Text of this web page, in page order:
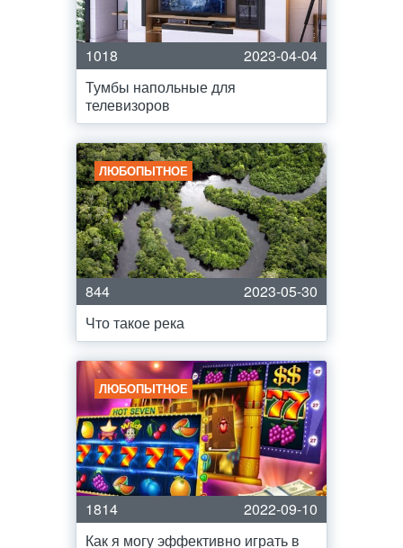
1018
2023-04-04
Тумбы напольные для
телевизоров
ЛЮБОПЫТНОЕ
844
2023-05-30
Что такое река
ЛЮБОПЫТНОЕ
1814
2022-09-10
Как я могу эффективно играть в